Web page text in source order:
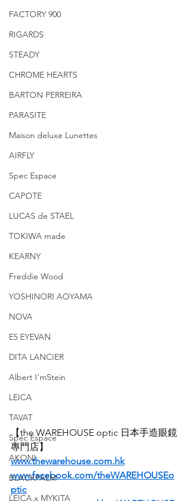
FACTORY 900
RIGARDS
STEADY
CHROME HEARTS
BARTON PERREIRA
PARASITE
Maison deluxe Lunettes
AIRFLY
Spec Espace
CAPOTE
LUCAS de STAEL
TOKIWA made
KEARNY
Freddie Wood
YOSHINORI AOYAMA
NOVA
E5 EYEVAN
DITA LANCIER
Albert I'mStein
LEICA
TAVAT
Spec Espace
AKONI
BLACKPALM
LEICA x MYKITA
【the WAREHOUSE optic 日本手造眼鏡
專門店】
www.thewarehouse.com.hk
www.facebook.com/theWAREHOUSEo
ptic